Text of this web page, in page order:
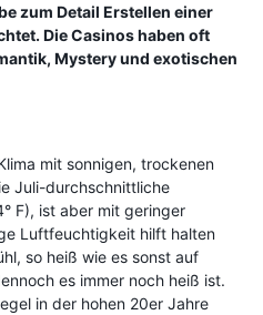
zum Detail Erstellen einer
Die Casinos haben oft
Mystery und exotischen
mit sonnigen, trockenen
Juli-durchschnittliche
F), ist aber mit geringer
Luftfeuchtigkeit hilft halten
so heiß wie es sonst auf
es immer noch heiß ist.
in der hohen 20er Jahre